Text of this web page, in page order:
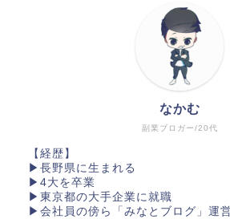
副業ブロガー/20代
なかむ
【経歴】
▶長野県に生まれる
▶4大を卒業
▶東京都の大手企業に就職
▶会社員の傍ら「みなとブログ」運